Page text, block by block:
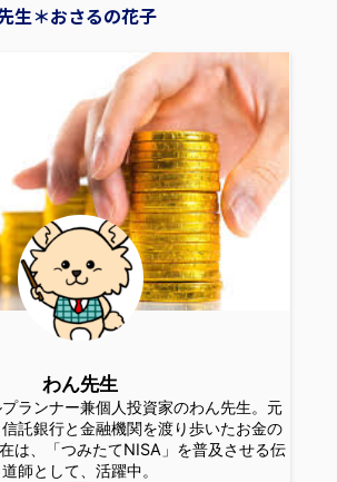
生＊おさるの花子
わん先生
ランナー兼個人投資家のわん先生。元
託銀行と金融機関を渡り歩いたお金の
は、「つみたてNISA」を普及させる伝
道師として、活躍中。